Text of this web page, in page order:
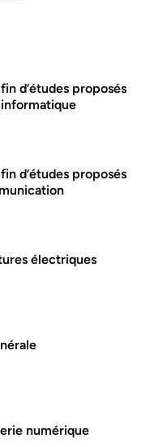
d’études proposés
d’études proposés
électriques
numérique